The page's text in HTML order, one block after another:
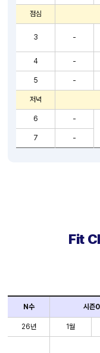
점심
3 -
4 -
5 -
저녁
6 -
7 -
Fit
N수 시즌0
26년 1월